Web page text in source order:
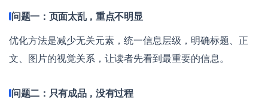
问题一：页面太乱，重点不明显
优化方法是减少无关元素，统一信息层级，明确标题、正
文、图片的视觉关系，让读者先看到最重要的信息。
问题二：只有成品，没有过程